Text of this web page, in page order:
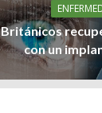
Británicos
con un